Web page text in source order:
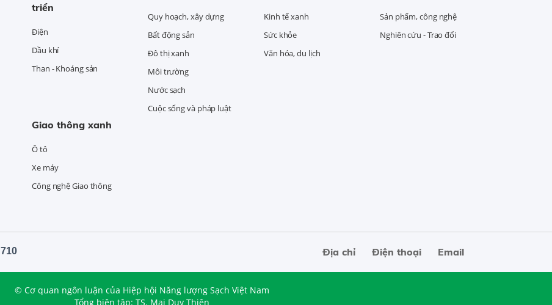
triển
Điện
Dầu khí
Than - Khoáng sản
Quy hoạch, xây dựng
Bất động sản
Đô thị xanh
Môi trường
Nước sạch
Cuộc sống và pháp luật
Kinh tế xanh
Sức khỏe
Văn hóa, du lịch
Sản phẩm, công nghệ
Nghiên cứu - Trao đổi
Giao thông xanh
Ô tô
Xe máy
Công nghệ Giao thông
710 Email
Điện thoại
Địa chỉ
© Cơ quan ngôn luận của Hiệp hội Năng lượng Sạch Việt Nam
Tổng biên tập: TS. Mai Duy Thiện